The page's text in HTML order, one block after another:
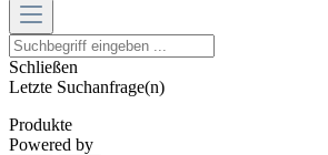
Schließen
Letzte Suchanfrage(n)
Produkte
Powered by